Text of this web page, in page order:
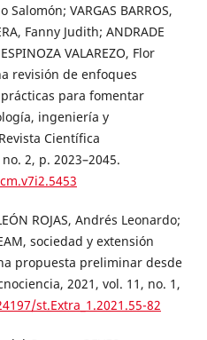
Salomón; VARGAS BARROS,
Fanny Judith; ANDRADE
VALAREZO, Flor
revisión de enfoques
para fomentar
ingeniería y
Científica
2, p. 2023–2045.
ROJAS, Andrés Leonardo;
sociedad y extensión
propuesta preliminar desde
2021, vol. 11, no. 1,
st.Extra_1.2021.55-82